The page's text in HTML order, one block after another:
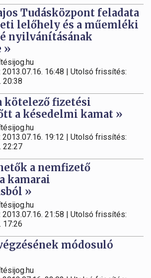
Tudásközpont feladata
lelőhely és a műemléki
nyilvánításának
»
2013.07.16. 16:48 | Utolsó frissítés:
20:38
kötelező fizetési
a késedelmi kamat »
2013.07.16. 19:12 | Utolsó frissítés:
22:27
a nemfizető
kamarai
»
2013.07.16. 21:58 | Utolsó frissítés:
17:26
módosuló